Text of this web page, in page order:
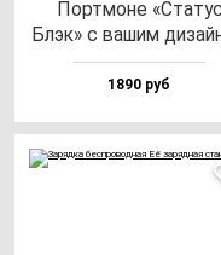
Пор­тмо­не «Ста­тус
Блэк» с ва­шим
1890 руб